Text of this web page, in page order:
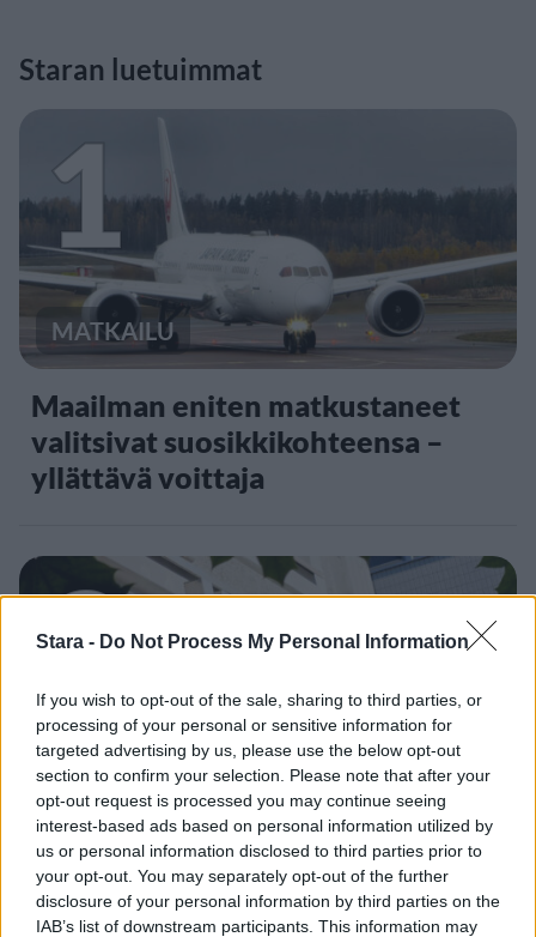
Stara - Do Not Process My Personal Information
If you wish to opt-out of the sale, sharing to third parties, or
processing of your personal or sensitive information for
targeted advertising by us, please use the below opt-out
section to confirm your selection. Please note that after your
opt-out request is processed you may continue seeing
interest-based ads based on personal information utilized by
us or personal information disclosed to third parties prior to
your opt-out. You may separately opt-out of the further
disclosure of your personal information by third parties on the
IAB’s list of downstream participants. This information may
Staran luetuimmat
1
MATKAILU
Maailman eniten matkustaneet
valitsivat suosikkikohteensa –
yllättävä voittaja
2
UUTISET
Kela voi leikata tukia
ulkomaanmatkan vuoksi